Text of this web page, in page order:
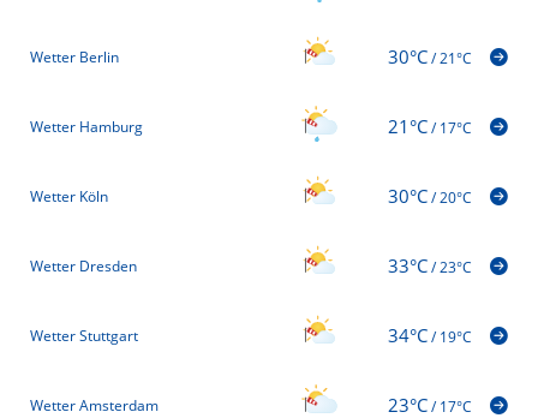
Wetter Berlin 30°C/21°C
Wetter Hamburg 21°C/17°C
Wetter Köln 30°C/20°C
Wetter Dresden 33°C/23°C
Wetter Stuttgart 34°C/19°C
Wetter Amsterdam 23°C/17°C